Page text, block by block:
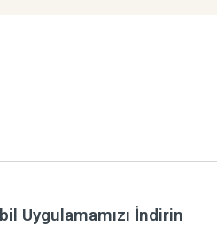
Uygulamamızı İndirin